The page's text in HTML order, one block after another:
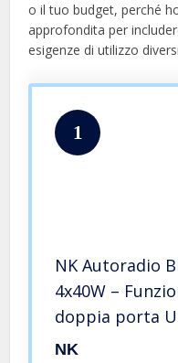
o il tuo budget, perché
approfondita per
esigenze di utilizzo
1
NK Autoradio
4x40W –
doppia porta
chiamate in
NK